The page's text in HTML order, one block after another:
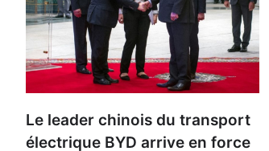
Le leader chinois du transport
électrique BYD arrive en force